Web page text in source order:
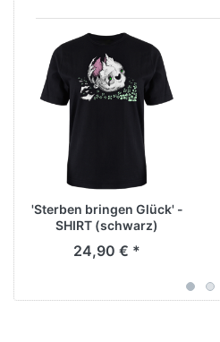
'Sterben bringen Glück' -
SHIRT (schwarz)
24,90 € *